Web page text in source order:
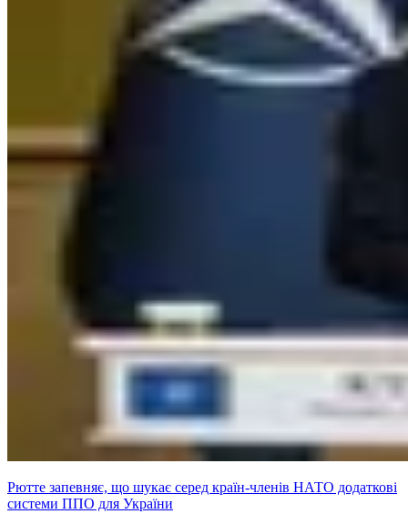
Рютте запевняє, що шукає серед країн-членів НАТО додаткові
системи ППО для України